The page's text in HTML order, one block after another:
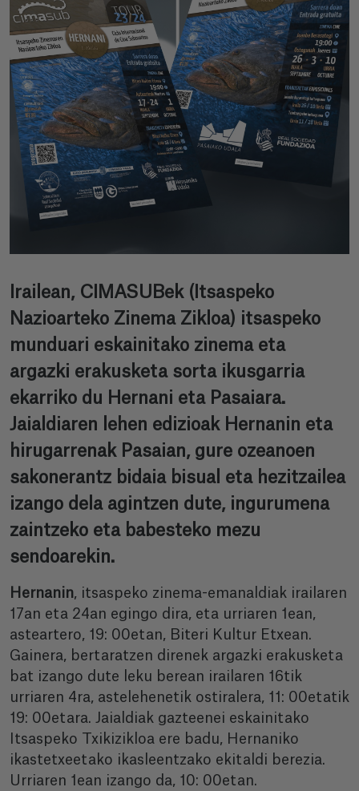
Irailean, CIMASUBek (Itsaspeko
Nazioarteko Zinema Zikloa) itsaspeko
munduari eskainitako zinema eta
argazki erakusketa sorta ikusgarria
ekarriko du Hernani eta Pasaiara.
Jaialdiaren lehen edizioak Hernanin eta
hirugarrenak Pasaian, gure ozeanoen
sakonerantz bidaia bisual eta hezitzailea
izango dela agintzen dute, ingurumena
zaintzeko eta babesteko mezu
sendoarekin.
Hernanin, itsaspeko zinema-emanaldiak irailaren
17an eta 24an egingo dira, eta urriaren 1ean,
asteartero, 19: 00etan, Biteri Kultur Etxean.
Gainera, bertaratzen direnek argazki erakusketa
bat izango dute leku berean irailaren 16tik
urriaren 4ra, astelehenetik ostiralera, 11: 00etatik
19: 00etara. Jaialdiak gazteenei eskainitako
Itsaspeko Txikizikloa ere badu, Hernaniko
ikastetxeetako ikasleentzako ekitaldi berezia.
Urriaren 1ean izango da, 10: 00etan.